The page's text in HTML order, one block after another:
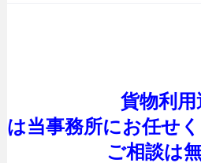
貨物利
は当事務所にお任せ
ご相談は無料で